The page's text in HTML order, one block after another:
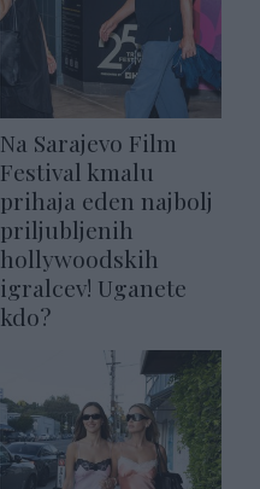
Na Sarajevo Film
Festival kmalu
prihaja eden najbolj
priljubljenih
hollywoodskih
igralcev! Uganete
kdo?